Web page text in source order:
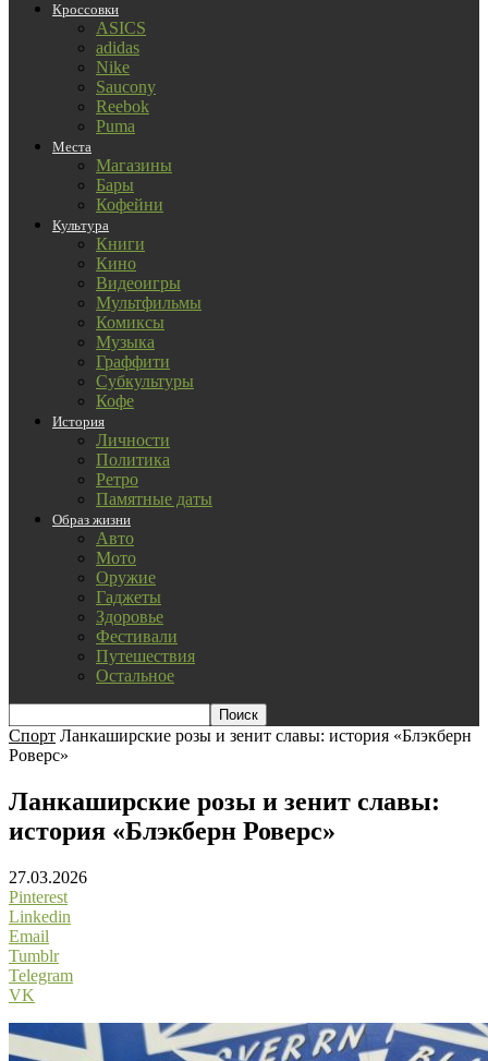
Кроссовки
ASICS
adidas
Nike
Saucony
Reebok
Puma
Места
Магазины
Бары
Кофейни
Культура
Книги
Кино
Видеоигры
Мультфильмы
Комиксы
Музыка
Граффити
Субкультуры
Кофе
История
Личности
Политика
Ретро
Памятные даты
Образ жизни
Авто
Мото
Оружие
Гаджеты
Здоровье
Фестивали
Путешествия
Остальное
Спорт Ланкаширские розы и зенит славы: история «Блэкберн
Роверс»
Ланкаширские розы и зенит славы:
история «Блэкберн Роверс»
27.03.2026
Pinterest
Linkedin
Email
Tumblr
Telegram
VK